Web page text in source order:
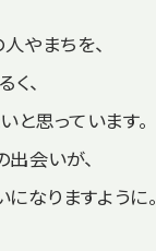
やまちを、
、
と思っています。
出会いが、
なりますように。